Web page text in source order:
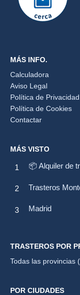
MÁS INFO.
Calculadora
Aviso Legal
Política de Privacidad
Política de Cookies
Contactar
MÁS VISTO
📦 Alquiler de
Trasteros
Madrid
TRASTEROS POR
Todas las provincias
POR CIUDADES